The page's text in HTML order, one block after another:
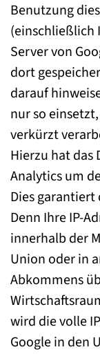
Benutzung
(einschließlich
Server von
dort
darauf
nur so
verkürzt
Hierzu hat das
Analytics um
Dies garantiert
Denn Ihre IP-
innerhalb der
Union oder in
Abkommens
wird die volle
Google in den